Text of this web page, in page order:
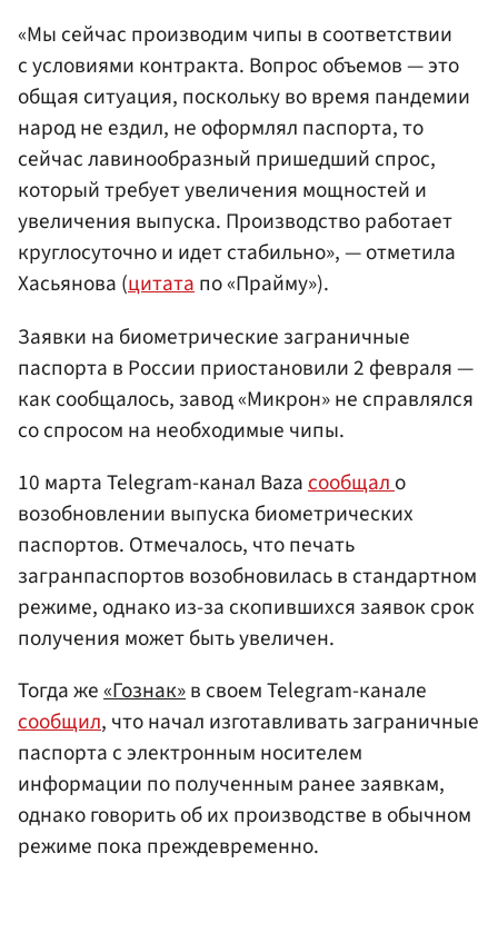
«Мы сейчас производим чипы в соответствии
с условиями контракта. Вопрос объемов — это
общая ситуация, поскольку во время пандемии
народ не ездил, не оформлял паспорта, то
сейчас лавинообразный пришедший спрос,
который требует увеличения мощностей и
увеличения выпуска. Производство работает
круглосуточно и идет стабильно», — отметила
Хасьянова (цитатапо «Прайму»).
Заявки на биометрические заграничные
паспорта в России приостановили 2 февраля —
как сообщалось, завод «Микрон» не справлялся
со спросом на необходимые чипы.
10 марта Telegram-канал Bazaсообщало
возобновлении выпуска биометрических
паспортов. Отмечалось, что печать
загранпаспортов возобновилась в стандартном
режиме, однако из-за скопившихся заявок срок
получения может быть увеличен.
Тогда же«Гознак»в своем Telegram-канале
сообщил, что начал изготавливать заграничные
паспорта с электронным носителем
информации по полученным ранее заявкам,
однако говорить об их производстве в обычном
режиме пока преждевременно.